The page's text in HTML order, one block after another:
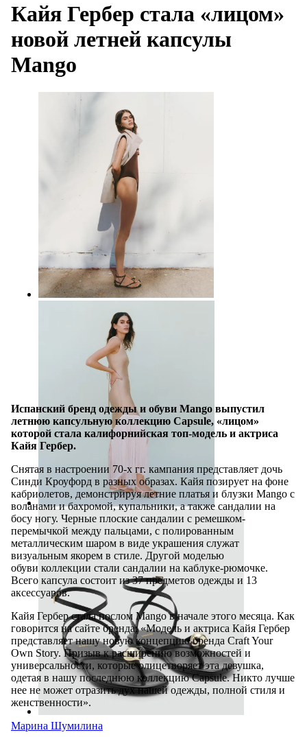
Кайя Гербер стала «лицом»
новой летней капсулы
Mango
Испанский бренд одежды и обуви Mango выпустил
летнюю капсульную коллекцию Capsule, «лицом»
которой стала калифорнийская топ-модель и актриса
Кайя Гербер.
Снятая в настроении 70-х гг. кампания представляет дочь
Синди Кроуфорд в разных образах. Кайя позирует на фоне
кабриолетов, демонстрируя летние платья и блузки Mango с
воланами и бахромой, купальники, а также сандалии на
босу ногу. Черные плоские сандалии с ремешком-
перемычкой между пальцами, с полированным
металлическим шаром в виде украшения служат
визуальным якорем в стиле. Другой моделью
обуви коллекции стали сандалии на каблуке-рюмочке.
Всего капсула состоит из 37 предметов одежды и 13
аксессуаров.
Кайя Гербер стала послом Mango в начале этого месяца. Как
говорится на сайте бренда: «Модель и актриса Кайя Гербер
представляет нашу новую концепцию бренда Craft Your
Own Story. Призыв к расширению возможностей и
универсальности, которые олицетворяет эта девушка,
одетая в нашу последнюю коллекцию Capsule. Никто лучше
нее не может отразить дух нашей одежды, полной стиля и
женственности».
Марина Шумилина